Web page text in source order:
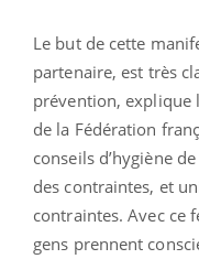
Le but de cette
partenaire, est très
prévention, explique
de la Fédération
conseils d’hygiène
des contraintes, et
contraintes. Avec ce
gens prennent